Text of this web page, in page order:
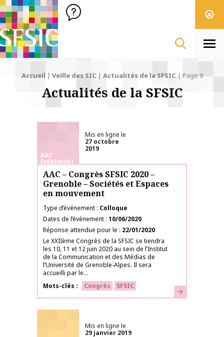
SFSIC Société Française des Sciences de l'Information & de
Société Française des Sciences
de l'Information
Accueil | Veille des SIC | Actualités de la SFSIC | Page 9
Actualités de la SFSIC
AAC
ÉVÉNEMENT
Mis en ligne le
27 octobre
2019
AAC – Congrès SFSIC 2020 –
Grenoble – Sociétés et Espaces
en mouvement
Type d’événement Colloque
Dates de l’événement 10/06/2020
Réponse attendue pour le
22/01/2020
Le XXIIème Congrès de la SFSIC se tiendra
les 10, 11 et 12 juin 2020 au sein de l’Institut
de la Communication et des Médias de
l’Université de Grenoble-Alpes. Il sera
accueilli par le...
Mots-clés
Congrès SFSIC En savoir plus
Mis en ligne le
29 janvier 2019